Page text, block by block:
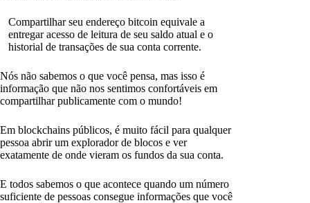
Compartilhar seu endereço bitcoin equivale a
entregar acesso de leitura de seu saldo atual e o
historial de transações de sua conta corrente.
Nós não sabemos o que você pensa, mas isso é
informação que não nos sentimos confortáveis em
compartilhar publicamente com o mundo!
Em blockchains públicos, é muito fácil para qualquer
pessoa abrir um explorador de blocos e ver
exatamente de onde vieram os fundos da sua conta.
E todos sabemos o que acontece quando um número
suficiente de pessoas consegue informações que você